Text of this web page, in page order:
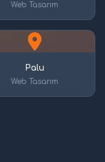
Web Tasarım
Palu
Web Tasarım